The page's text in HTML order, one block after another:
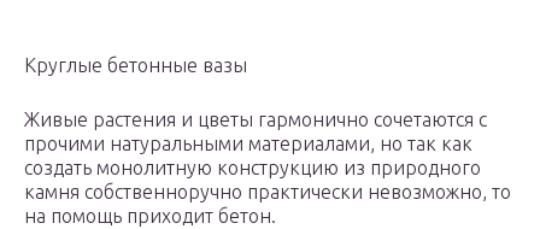
Круглые бетонные вазы
Живые растения и цветы гармонично сочетаются с
прочими натуральными материалами, но так как
создать монолитную конструкцию из природного
камня собственноручно практически невозможно, то
на помощь приходит бетон.